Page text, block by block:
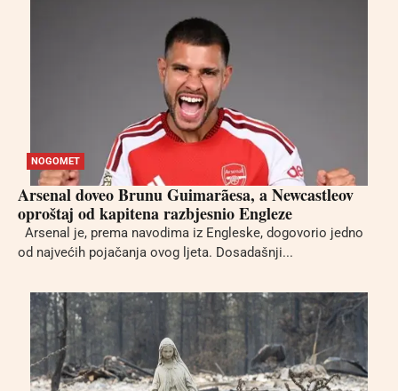
NOGOMET
Arsenal doveo Brunu Guimarãesa, a Newcastleov
oproštaj od kapitena razbjesnio Engleze
Arsenal je, prema navodima iz Engleske, dogovorio jedno
od najvećih pojačanja ovog ljeta. Dosadašnji...